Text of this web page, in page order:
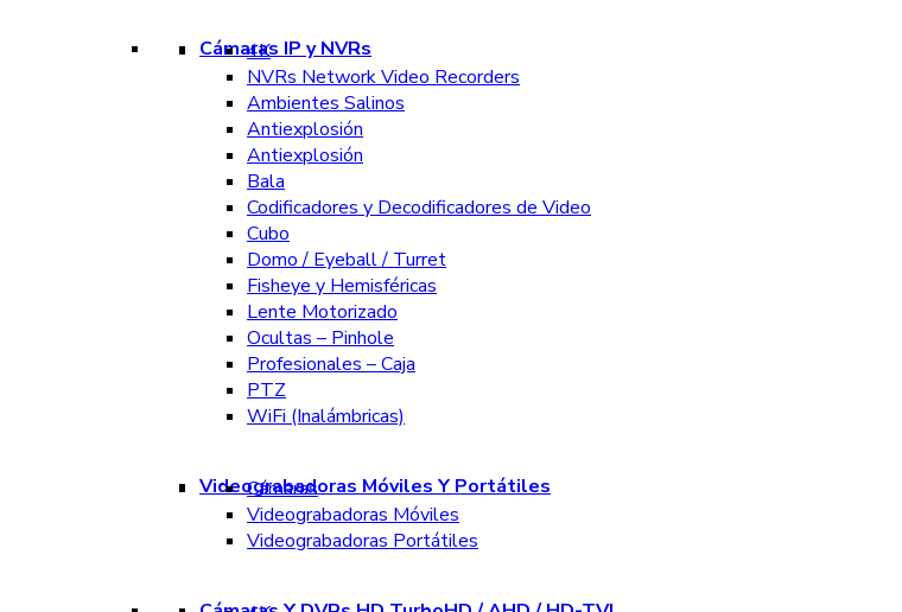
Cámaras IP y NVRs
4K
NVRs Network Video Recorders
Ambientes Salinos
Antiexplosión
Antiexplosión
Bala
Codificadores y Decodificadores de Video
Cubo
Domo / Eyeball / Turret
Fisheye y Hemisféricas
Lente Motorizado
Ocultas – Pinhole
Profesionales – Caja
PTZ
WiFi (Inalámbricas)
Videograbadoras Móviles Y Portátiles
Cámaras
Videograbadoras Móviles
Videograbadoras Portátiles